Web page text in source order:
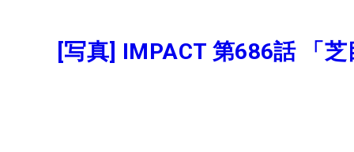
[写真] IMPACT 第686話 「芝